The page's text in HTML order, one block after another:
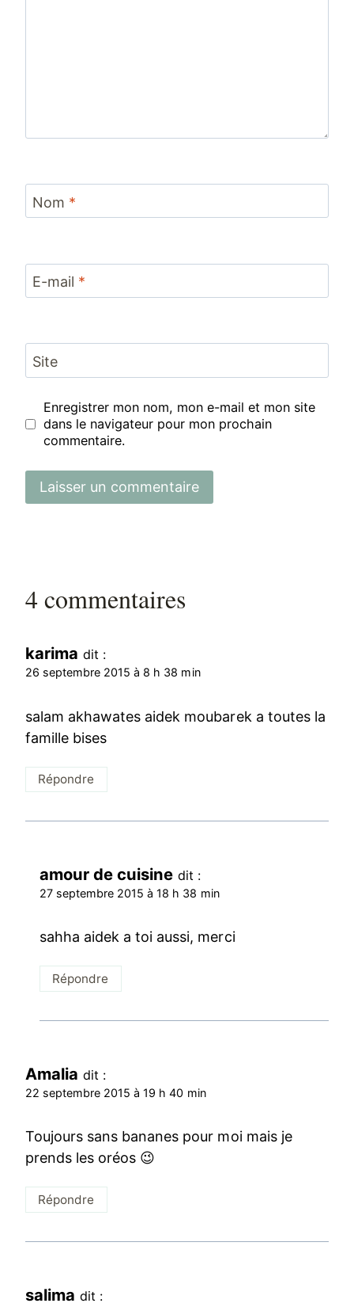
Nom *
E-mail *
Site
Enregistrer mon nom, mon e-mail et mon site
dans le navigateur pour mon prochain
commentaire.
4 commentaires
karima dit :
26 septembre 2015 à 8 h 38 min
salam akhawates aidek moubarek a toutes la
famille bises
Répondre
amour de cuisine dit :
27 septembre 2015 à 18 h 38 min
sahha aidek a toi aussi, merci
Répondre
Amalia dit :
22 septembre 2015 à 19 h 40 min
Toujours sans bananes pour moi mais je
prends les oréos 😉
Répondre
salima dit :